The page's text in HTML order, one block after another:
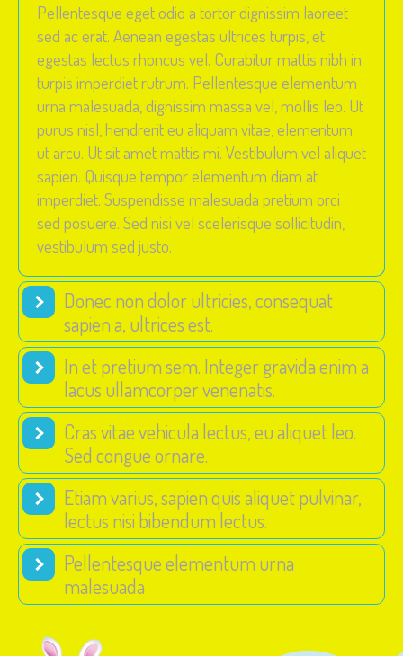
Pellentesque eget odio a tortor dignissim laoreet
sed ac erat. Aenean egestas ultrices turpis, et
egestas lectus rhoncus vel. Curabitur mattis nibh in
turpis imperdiet rutrum. Pellentesque elementum
urna malesuada, dignissim massa vel, mollis leo. Ut
purus nisl, hendrerit eu aliquam vitae, elementum
ut arcu. Ut sit amet mattis mi. Vestibulum vel aliquet
sapien. Quisque tempor elementum diam at
imperdiet. Suspendisse malesuada pretium orci
sed posuere. Sed nisi vel scelerisque sollicitudin,
vestibulum sed justo.
Donec non dolor ultricies, consequat
sapien a, ultrices est.
In et pretium sem. Integer gravida enim a
lacus ullamcorper venenatis.
Cras vitae vehicula lectus, eu aliquet leo.
Sed congue ornare.
Etiam varius, sapien quis aliquet pulvinar,
lectus nisi bibendum lectus.
Pellentesque elementum urna
malesuada